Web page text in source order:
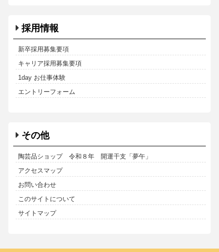
採用情報
新卒採用募集要項
キャリア採用募集要項
1day お仕事体験
エントリーフォーム
その他
陶芸品ショップ 令和８年 開運干支「夢午」
アクセスマップ
お問い合わせ
このサイトについて
サイトマップ